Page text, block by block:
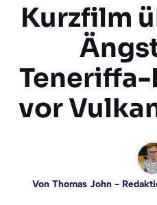
Kurzfilm
vor
Von Thomas John-